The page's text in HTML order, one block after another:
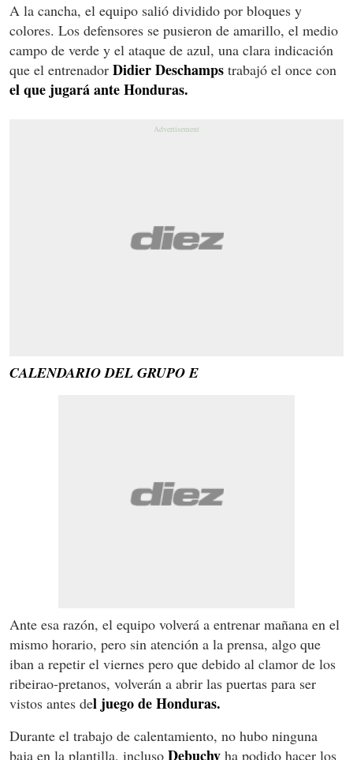
A la cancha, el equipo salió dividido por bloques y
colores. Los defensores se pusieron de amarillo, el medio
campo de verde y el ataque de azul, una clara indicación
que el entrenador Didier Deschamps trabajó el once con
el que jugará ante Honduras.
CALENDARIO DEL GRUPO E
Ante esa razón, el equipo volverá a entrenar mañana en el
mismo horario, pero sin atención a la prensa, algo que
iban a repetir el viernes pero que debido al clamor de los
ribeirao-pretanos, volverán a abrir las puertas para ser
vistos antes del juego de Honduras.
Durante el trabajo de calentamiento, no hubo ninguna
baja en la plantilla, incluso Debuchy ha podido hacer los